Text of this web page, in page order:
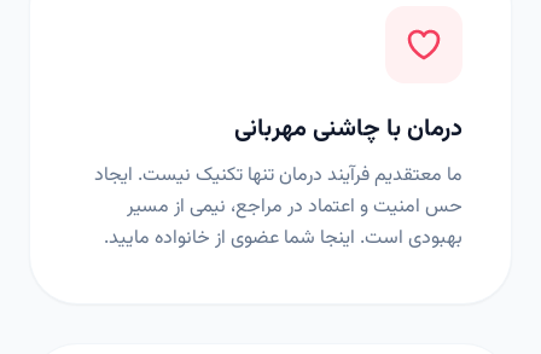
درمان با چاشنی مهربانی
ما معتقدیم فرآیند درمان تنها تکنیک نیست. ایجاد
حس امنیت و اعتماد در مراجع، نیمی از مسیر
بهبودی است. اینجا شما عضوی از خانواده مایید.